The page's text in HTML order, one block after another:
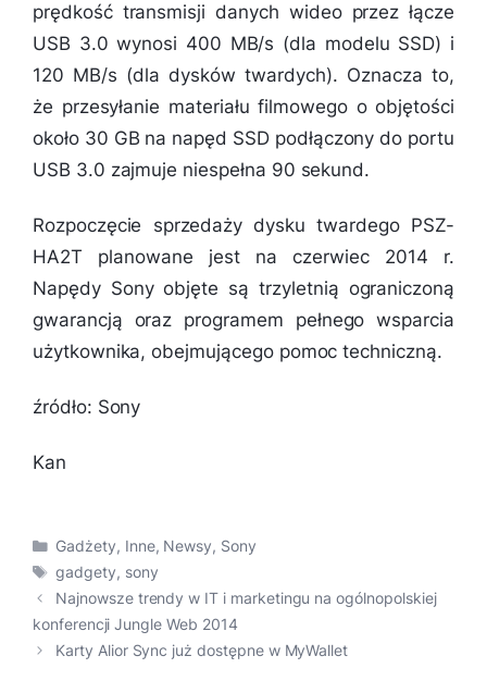
prędkość transmisji danych wideo przez łącze
USB 3.0 wynosi 400 MB/s (dla modelu SSD) i
120 MB/s (dla dysków twardych). Oznacza to,
że przesyłanie materiału filmowego o objętości
około 30 GB na napęd SSD podłączony do portu
USB 3.0 zajmuje niespełna 90 sekund.
Rozpoczęcie sprzedaży dysku twardego PSZ-
HA2T planowane jest na czerwiec 2014 r.
Napędy Sony objęte są trzyletnią ograniczoną
gwarancją oraz programem pełnego wsparcia
użytkownika, obejmującego pomoc techniczną.
źródło: Sony
Kan
Kategorie
Gadżety, Inne, Newsy, Sony
Tagi
gadgety, sony
Najnowsze trendy w IT i marketingu na ogólnopolskiej
konferencji Jungle Web 2014
Karty Alior Sync już dostępne w MyWallet